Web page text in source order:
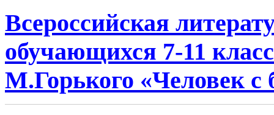
Всероссийская
обучающихся 7-11
М.Горького «Человек